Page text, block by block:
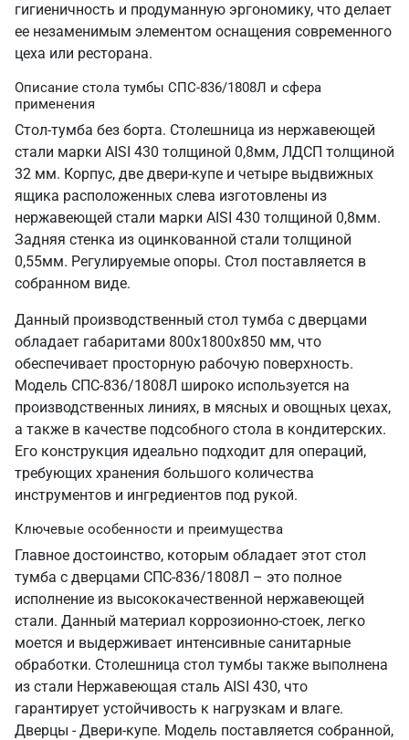
гигиеничность и продуманную эргономику, что делает
ее незаменимым элементом оснащения современного
цеха или ресторана.
Описание стола тумбы СПС-836/1808Л и сфера
применения
Стол-тумба без борта. Столешница из нержавеющей
стали марки AISI 430 толщиной 0,8мм, ЛДСП толщиной
32 мм. Корпус, две двери-купе и четыре выдвижных
ящика расположенных слева изготовлены из
нержавеющей стали марки AISI 430 толщиной 0,8мм.
Задняя стенка из оцинкованной стали толщиной
0,55мм. Регулируемые опоры. Стол поставляется в
собранном виде.
Данный производственный стол тумба с дверцами
обладает габаритами 800х1800х850 мм, что
обеспечивает просторную рабочую поверхность.
Модель СПС-836/1808Л широко используется на
производственных линиях, в мясных и овощных цехах,
а также в качестве подсобного стола в кондитерских.
Его конструкция идеально подходит для операций,
требующих хранения большого количества
инструментов и ингредиентов под рукой.
Ключевые особенности и преимущества
Главное достоинство, которым обладает этот стол
тумба с дверцами СПС-836/1808Л – это полное
исполнение из высококачественной нержавеющей
стали. Данный материал коррозионно-стоек, легко
моется и выдерживает интенсивные санитарные
обработки. Столешница стол тумбы также выполнена
из стали Нержавеющая сталь AISI 430, что
гарантирует устойчивость к нагрузкам и влаге.
Дверцы - Двери-купе. Модель поставляется собранной,